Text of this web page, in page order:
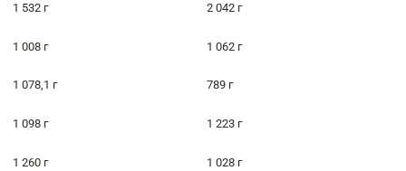
1 532 г 2 042 г
1 008 г 1 062 г
1 078,1 г 789 г
1 098 г 1 223 г
1 260 г 1 028 г